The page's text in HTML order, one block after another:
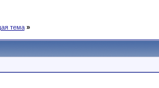
тема »